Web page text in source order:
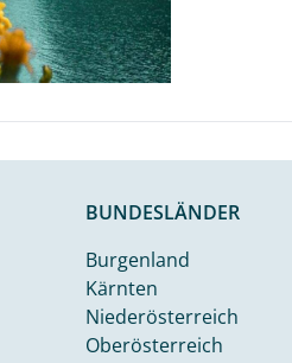
BUNDESLÄNDER
Burgenland
Kärnten
Niederösterreich
Oberösterreich